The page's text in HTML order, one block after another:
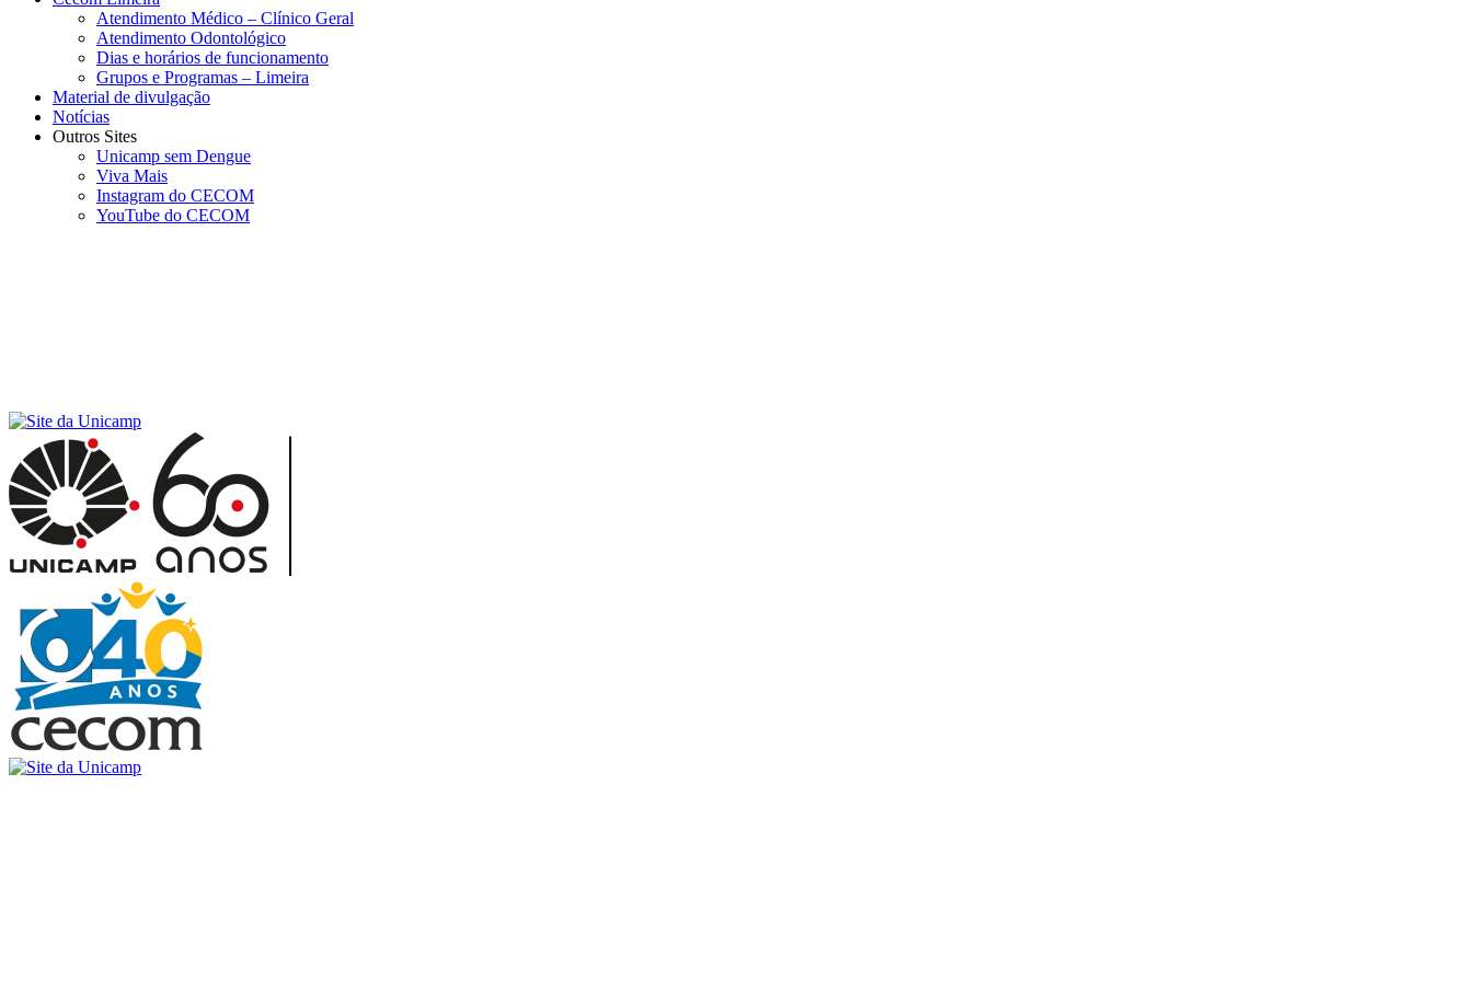
Atendimento Médico – Clínico Geral
Atendimento Odontológico
Dias e horários de funcionamento
Grupos e Programas – Limeira
Material de divulgação
Notícias
Outros Sites
Unicamp sem Dengue
Viva Mais
Instagram do CECOM
YouTube do CECOM